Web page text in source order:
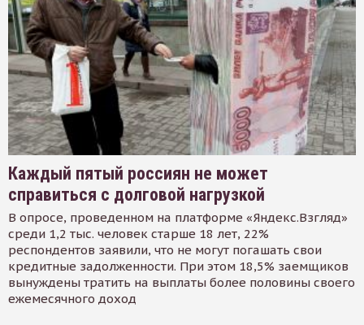
Каждый пятый россиян не может
справиться с долговой нагрузкой
В опросе, проведенном на платформе «Яндекс.Взгляд»
среди 1,2 тыс. человек старше 18 лет, 22%
респондентов заявили, что не могут погашать свои
кредитные задолженности. При этом 18,5% заемщиков
вынуждены тратить на выплаты более половины своего
ежемесячного доход